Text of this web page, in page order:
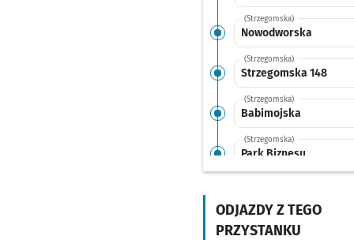
(Strzegomska)
Nowodworska
(Strzegomska)
Strzegomska 148
(Strzegomska)
Babimojska
(Strzegomska)
Park Biznesu
Przemysłowy
(TAT)
ODJAZDY Z TEGO
PRZYSTANKU